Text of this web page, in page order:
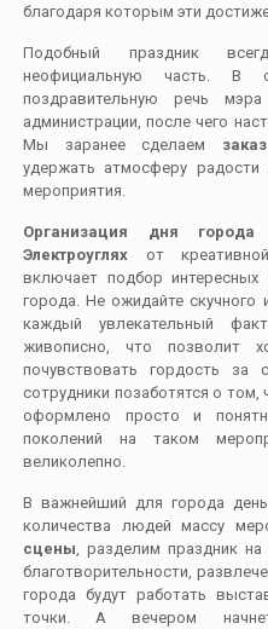
благодаря которым эти
Подобный праздник
неофициальную часть. В
поздравительную речь
администрации, после чего
Мы заранее сделаем
удержать атмосферу
мероприятия.
Организация дня города
Электроуглях от
включает подбор
города. Не ожидайте
каждый увлекательный
живописно, что позволит
почувствовать гордость
сотрудники позаботятся о
оформлено просто и
поколений на таком
великолепно.
В важнейший для города
количества людей массу
сцены, разделим праздник на
благотворительности,
города будут работать
точки. А вечером